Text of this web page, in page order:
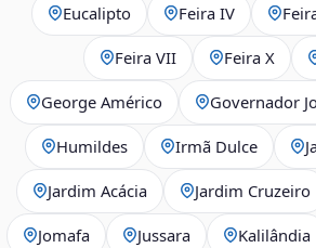
Eucalipto Feira IV
Feira VII Feira X
George Américo Governador
Humildes Irmã Dulce
Jardim Acácia Jardim Cruzeiro
Jomafa Jussara Kalilândia